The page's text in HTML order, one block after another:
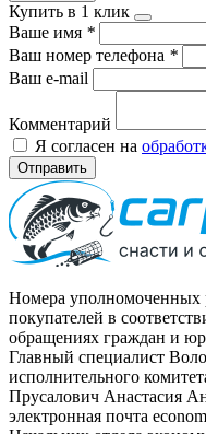
Купить в 1 клик
Ваше имя *
Ваш номер телефона *
Ваш e-mail
Комментарий
Я согласен на
Отправить
Номера уполномоченных
покупателей в
обращениях граждан и
Главный специалист
исполнительного
Прусалович Анастасия
электронная почта